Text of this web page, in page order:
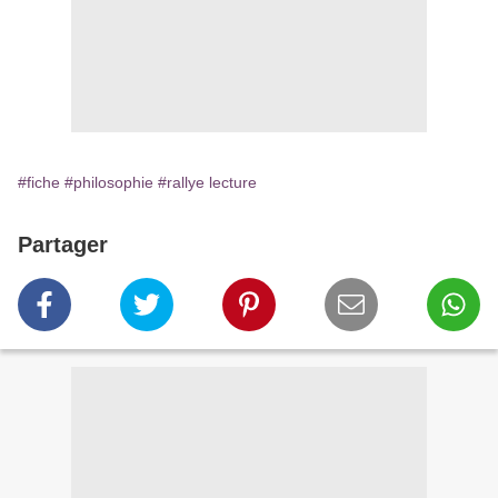
#fiche #philosophie #rallye lecture
Partager